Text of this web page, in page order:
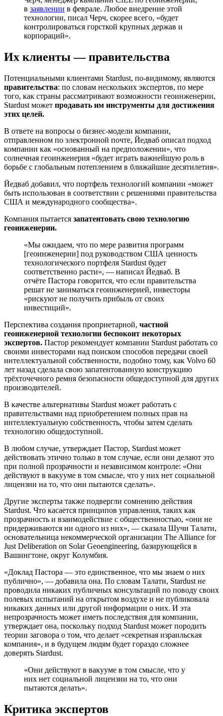
в заявлении в феврале. Любое внедрение этой
технологии, писал Черч, скорее всего, «будет
контролироваться горсткой крупных держав и
корпораций».
Их клиенты — правительства
Потенциальными клиентами Stardust, по-видимому, являются
правительства: по словам нескольких экспертов, по мере
того, как страны рассматривают возможности геоинженерии,
Stardust может продавать им инструменты для достижения
этих целей.
В ответе на вопросы о бизнес-модели компании,
отправленном по электронной почте, Йедваб описал подход
компании как «основанный на предположении», что
солнечная геоинженерия «будет играть важнейшую роль в
борьбе с глобальным потеплением в ближайшие десятилетия».
Йедваб добавил, что портфель технологий компании «может
быть использован в соответствии с решениями правительства
США и международного сообщества».
Компания пытается запатентовать свою технологию
геоинженерии.
«Мы ожидаем, что по мере развития программ
[геоинженерии] под руководством США ценность
технологического портфеля Stardust будет
соответственно расти», — написал Йедваб. В
отчёте Пастора говорится, что если правительства
решат не заниматься геоинженерией, инвесторы
«рискуют не получить прибыль от своих
инвестиций».
Перспектива создания проприетарной, частной
геоинженерной технологии беспокоит некоторых
экспертов. Пастор рекомендует компании Stardust работать со
своими инвесторами над поиском способов передачи своей
интеллектуальной собственности, подобно тому, как Volvo 60
лет назад сделала свою запатентованную конструкцию
трёхточечного ремня безопасности общедоступной для других
производителей.
В качестве альтернативы Stardust может работать с
правительствами над приобретением полных прав на
интеллектуальную собственность, чтобы затем сделать
технологию общедоступной.
В любом случае, утверждает Пастор, Stardust может
действовать этично только в том случае, если они делают это
при полной прозрачности и независимом контроле: «Они
действуют в вакууме в том смысле, что у них нет социальной
лицензии на то, что они пытаются сделать».
Другие эксперты также подвергли сомнению действия
Stardust. Что касается принципов управления, таких как
прозрачность и взаимодействие с общественностью, «они не
придерживаются ни одного из них», — сказала Шучи Талати,
основательница некоммерческой организации The Alliance for
Just Deliberation on Solar Geoengineering, базирующейся в
Вашингтоне, округ Колумбия.
«Доклад Пастора — это единственное, что мы знаем о них
публично», — добавила она. По словам Талати, Stardust не
проводила никаких публичных консультаций по поводу своих
полевых испытаний на открытом воздухе и не публиковала
никаких данных или другой информации о них. И эта
непрозрачность может иметь последствия для компании,
утверждает она, поскольку подход Stardust может породить
теории заговора о том, что делает «секретная израильская
компания», и в будущем людям будет гораздо сложнее
доверять Stardust.
«Они действуют в вакууме в том смысле, что у
них нет социальной лицензии на то, что они
пытаются делать».
Критика экспертов